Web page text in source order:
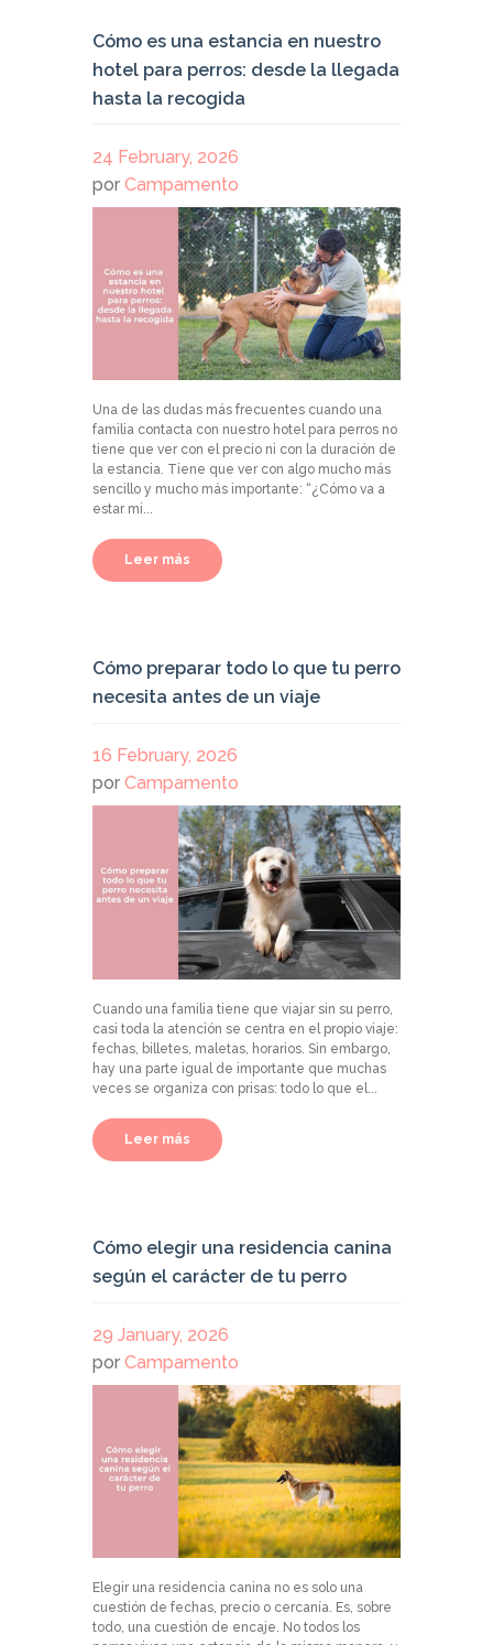
Cómo es una estancia en nuestro
hotel para perros: desde la llegada
hasta la recogida
24 February, 2026
por Campamento
Una de las dudas más frecuentes cuando una
familia contacta con nuestro hotel para perros no
tiene que ver con el precio ni con la duración de
la estancia. Tiene que ver con algo mucho más
sencillo y mucho más importante: “¿Cómo va a
estar mi...
Leer más
Cómo preparar todo lo que tu perro
necesita antes de un viaje
16 February, 2026
por Campamento
Cuando una familia tiene que viajar sin su perro,
casi toda la atención se centra en el propio viaje:
fechas, billetes, maletas, horarios. Sin embargo,
hay una parte igual de importante que muchas
veces se organiza con prisas: todo lo que el...
Leer más
Cómo elegir una residencia canina
según el carácter de tu perro
29 January, 2026
por Campamento
Elegir una residencia canina no es solo una
cuestión de fechas, precio o cercanía. Es, sobre
todo, una cuestión de encaje. No todos los